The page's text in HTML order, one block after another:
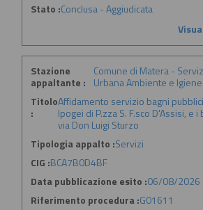
Stato :Conclusa - Aggiudicata
Stazione
appaltante :
Comune di Matera -
Urbana Ambiente e Igiene
Titolo
:
Affidamento servizio bagni
Ipogei di P.zza S. F.sco D'Assisi, e
via Don Luigi Sturzo
Tipologia appalto :Servizi
CIG :BCA7B0D4BF
Data pubblicazione esito :06/08/2026
Riferimento procedura :G01611